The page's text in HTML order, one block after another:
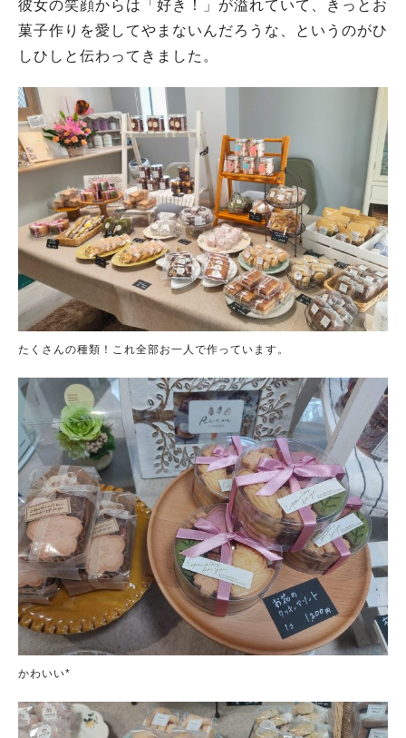
彼女の笑顔からは「好き！」が溢れていて、きっとお
菓子作りを愛してやまないんだろうな、というのがひ
しひしと伝わってきました。
たくさんの種類！これ全部お一人で作っています。
かわいい*